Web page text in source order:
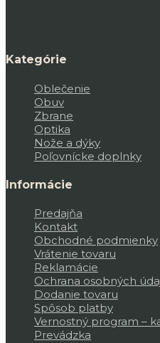
Kategórie
Oblečenie
Obuv
Zbrane
Optika
Nože a dýky
Poľovnícke doplnky
Informácie
Predajňa
Kontakt
Obchodné podmienky
Vrátenie tovaru
Reklamácie
Ochrana osobných
Dodanie tovaru
Spôsob platby
Vernostný program –
Prevádzka